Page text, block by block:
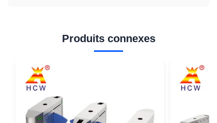
Produits connexes